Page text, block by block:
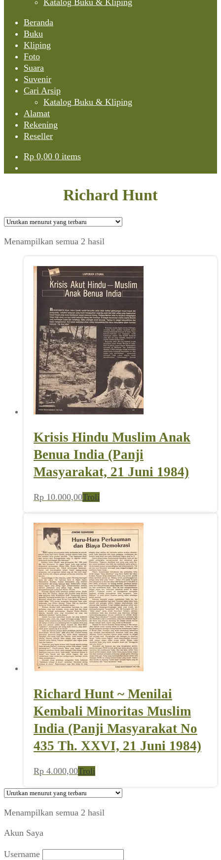
Katalog Buku & Kliping
Beranda
Buku
Kliping
Foto
Suara
Suvenir
Cari Arsip
Katalog Buku & Kliping
Alamat
Rekening
Reseller
Rp 0,00 0 items
Richard Hunt
Menampilkan semua 2 hasil
yang
terbaru
Krisis Hindu Muslim Anak
Benua India (Panji
Masyarakat, 21 Juni 1984)
Rp 10.000,00Troli
Richard Hunt ~ Menilai
Kembali Minoritas Muslim
India (Panji Masyarakat No
435 Th. XXVI, 21 Juni 1984)
Rp 4.000,00Troli
Menampilkan semua 2 hasil
Akun Saya
Username